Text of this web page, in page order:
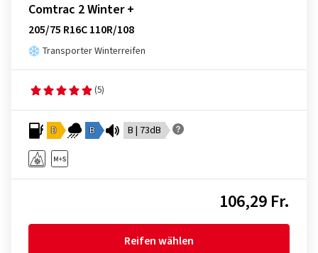
Comtrac 2 Winter +
205/75 R16C 110R/108
Transporter Winterreifen
(5)
D B B | 73dB
106,29 Fr.
Reifen wählen